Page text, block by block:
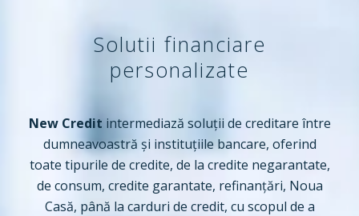
Solutii financiare
personalizate
New Credit intermediază soluții de creditare între
dumneavoastră și instituțiile bancare, oferind
toate tipurile de credite, de la credite negarantate,
de consum, credite garantate, refinanțări, Noua
Casă, până la carduri de credit, cu scopul de a